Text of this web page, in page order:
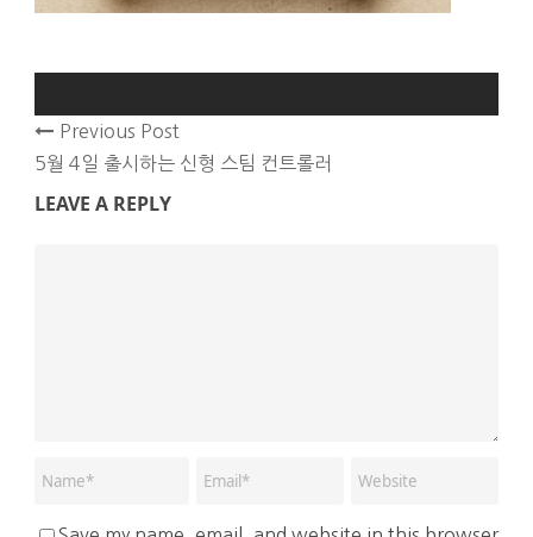
Previous Post
5월 4일 출시하는 신형 스팀 컨트롤러
LEAVE A REPLY